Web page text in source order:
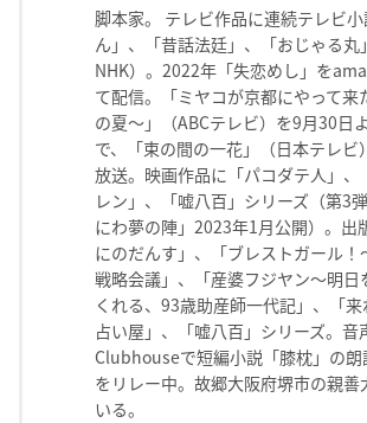
脚本家。 テレビ作品に連続テレビ
ん」、「昔話法廷」、「おじゃる丸
NHK）。2022年「失恋めし」を
て配信。「ミヤコが京都にやって来
の夏〜」（ABCテレビ）を9月30日
で、「束の間の一花」（日本テレビ
放送。映画作品に「パコダテ人」、
レン」、「嘘八百」シリーズ（第3
にわ夢の陣」2023年1月公開）。出
にのだんす」、「ブレストガール！
戦略会議」、「産婆フジヤン〜明日
くれる、93歳助産師一代記」、「
占い屋」、「嘘八百」シリーズ。音
Clubhouseで短編小説「膝枕」の朗
をリレー中。故郷大阪府堺市の親善
いる。